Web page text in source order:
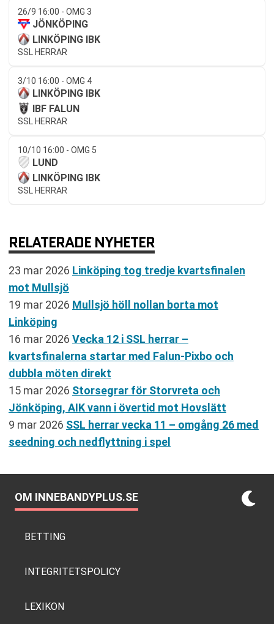
26/9 16:00 - OMG 3
JÖNKÖPING
LINKÖPING IBK
SSL HERRAR
3/10 16:00 - OMG 4
LINKÖPING IBK
IBF FALUN
SSL HERRAR
10/10 16:00 - OMG 5
LUND
LINKÖPING IBK
SSL HERRAR
RELATERADE NYHETER
23 mar 2026 Linköping tog tredje kvartsfinalen
mot Mullsjö
19 mar 2026 Mullsjö höll nollan borta mot
Linköping
16 mar 2026 Vecka 12 i SSL herrar –
kvartsfinalerna startar med Falun-Pixbo och
dubbla möten direkt
15 mar 2026 Storsegrar för Storvreta och
Jönköping, AIK vann i övertid mot Hovslätt
9 mar 2026 SSL herrar vecka 11 – omgång 26 med
seedning och nedflyttning i spel
OM INNEBANDYPLUS.SE
BETTING
INTEGRITETSPOLICY
LEXIKON